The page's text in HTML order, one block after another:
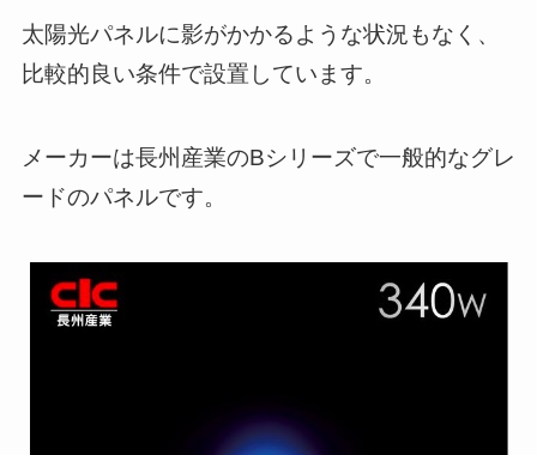
太陽光パネルに影がかかるような状況もなく、
比較的良い条件で設置しています。
メーカーは長州産業のBシリーズで一般的なグレ
ードのパネルです。